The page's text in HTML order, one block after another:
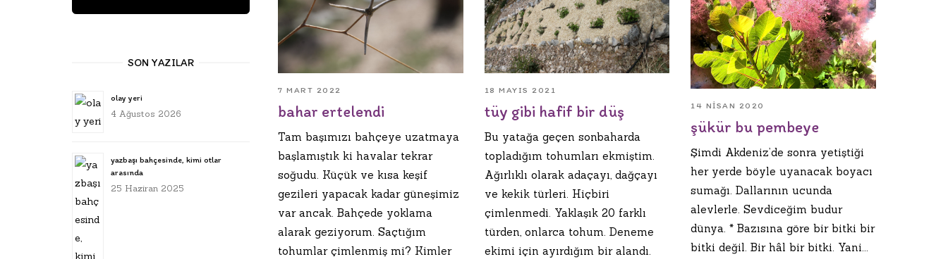
7 MART 2022
bahar ertelendi
Tam başımızı bahçeye uzatmaya
başlamıştık ki havalar tekrar
soğudu. Küçük ve kısa keşif
gezileri yapacak kadar güneşimiz
var ancak. Bahçede yoklama
alarak geziyorum. Saçtığım
tohumlar çimlenmiş mi? Kimler
18 MAYIS 2021
tüy gibi hafif bir düş
Bu yatağa geçen sonbaharda
topladığım tohumları ekmiştim.
Ağırlıklı olarak adaçayı, dağçayı
ve kekik türleri. Hiçbiri
çimlenmedi. Yaklaşık 20 farklı
türden, onlarca tohum. Deneme
ekimi için ayırdığım bir alandı.
14 NISAN 2020
şükür bu pembeye
Şimdi Akdeniz’de sonra yetiştiği
her yerde böyle uyanacak boyacı
sumağı. Dallarının ucunda
alevlerle. Sevdiceğim budur
dünya. * Bazısına göre bir bitki bir
bitki değil. Bir hâl bir bitki. Yani...
SON YAZILAR
olay yeri
4 Ağustos 2026
yazbaşı bahçesinde, kimi otlar
arasında
25 Haziran 2025